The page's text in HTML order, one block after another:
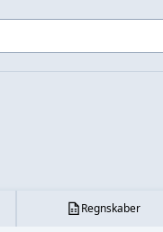
Regnskaber